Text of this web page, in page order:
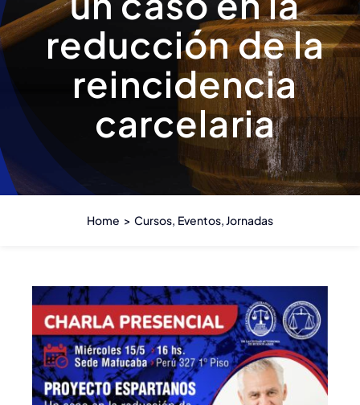
Autoridades
Estatuto
reducción de la
reincidencia
carcelaria
Home Cursos Eventos Jornadas